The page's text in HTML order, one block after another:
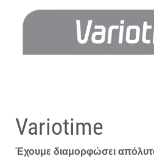
Variotime
Έχουμε διαμορφώσει